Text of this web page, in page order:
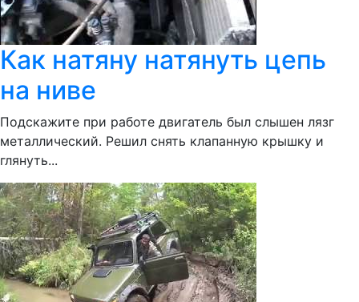
Как натяну натянуть цепь
на ниве
Подскажите при работе двигатель был слышен лязг
металлический. Решил снять клапанную крышку и
глянуть...